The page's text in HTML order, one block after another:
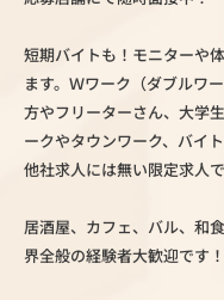
短期バイトも！モニターや
ます。Ｗワーク（ダブルワ
方やフリーターさん、大学
ークやタウンワーク、バイ
他社求人には無い限定求人
居酒屋、カフェ、バル、和
界全般の経験者大歓迎です！